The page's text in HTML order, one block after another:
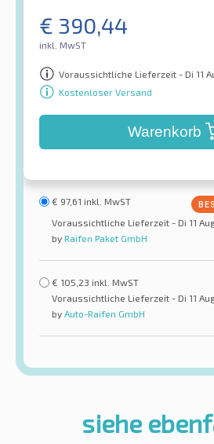
€ 390,44
inkl. MwST
Voraussichtliche Lieferzeit - Di 11
Kostenloser Versand
Warenkorb
€ 97,61 inkl. MwST
Voraussichtliche Lieferzeit - Di 11
by Raifen Paket GmbH
€ 105,23 inkl. MwST
Voraussichtliche Lieferzeit - Di 11
by Auto-Raifen GmbH
siehe